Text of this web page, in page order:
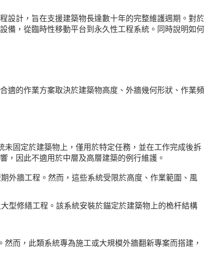
設計，旨在支援建築物長達數十年的完整維護週期。對於
備，從臨時性移動平台到永久性工程系統。同時說明如何
適的作業方案取決於建築物高度、外牆幾何形狀、作業頻
固定於建築物上，僅用於特定任務，並在工作完成後拆
，因此不適用於中層及高層建築的例行維護。
外牆工程。然而，這些系統受限於高度、作業範圍、風
型修繕工程。該系統安裝於錨定於建築物上的桅杆結構
而，此類系統專為施工或大規模外牆翻新專案而搭建，